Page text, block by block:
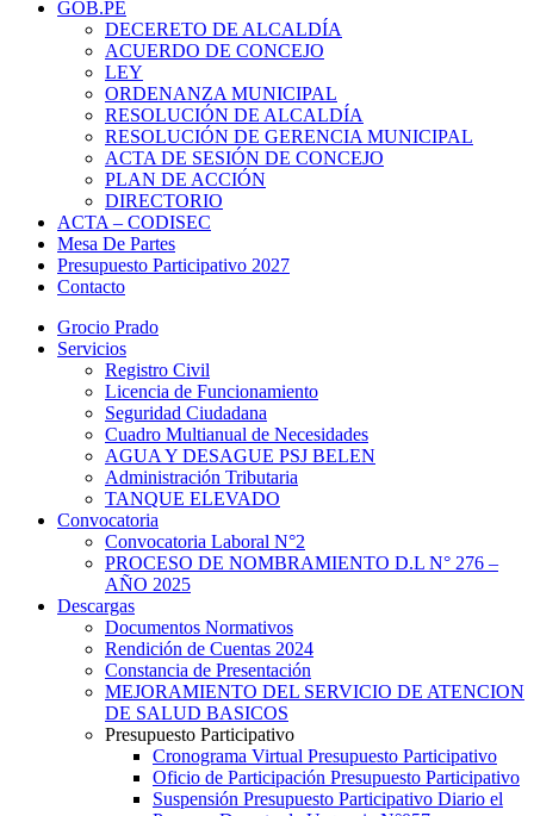
GOB.PE
DECERETO DE ALCALDÍA
ACUERDO DE CONCEJO
LEY
ORDENANZA MUNICIPAL
RESOLUCIÓN DE ALCALDÍA
RESOLUCIÓN DE GERENCIA MUNICIPAL
ACTA DE SESIÓN DE CONCEJO
PLAN DE ACCIÓN
DIRECTORIO
ACTA – CODISEC
Mesa De Partes
Presupuesto Participativo 2027
Contacto
Grocio Prado
Servicios
Registro Civil
Licencia de Funcionamiento
Seguridad Ciudadana
Cuadro Multianual de Necesidades
AGUA Y DESAGUE PSJ BELEN
Administración Tributaria
TANQUE ELEVADO
Convocatoria
Convocatoria Laboral N°2
PROCESO DE NOMBRAMIENTO D.L N° 276 –
AÑO 2025
Descargas
Documentos Normativos
Rendición de Cuentas 2024
Constancia de Presentación
MEJORAMIENTO DEL SERVICIO DE ATENCION
DE SALUD BASICOS
Presupuesto Participativo
Cronograma Virtual Presupuesto Participativo
Oficio de Participación Presupuesto Participativo
Suspensión Presupuesto Participativo Diario el